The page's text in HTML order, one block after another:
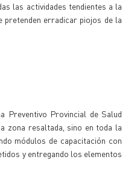
las actividades tendientes a la
pretenden erradicar piojos de la
Preventivo Provincial de Salud
zona resaltada, sino en toda la
módulos de capacitación con
y entregando los elementos